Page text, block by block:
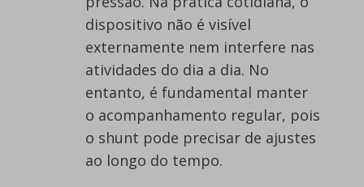
dispositivo não é visível
externamente nem interfere nas
atividades do dia a dia. No
entanto, é fundamental manter
o acompanhamento regular, pois
o shunt pode precisar de ajustes
ao longo do tempo.